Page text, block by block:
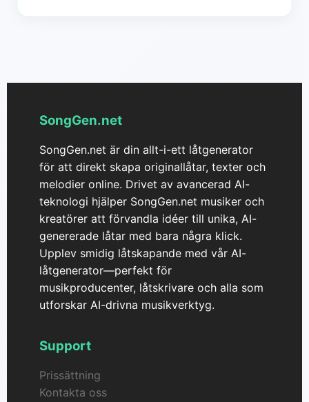
SongGen.net
SongGen.net är din allt-i-ett låtgenerator
för att direkt skapa originallåtar, texter och
melodier online. Drivet av avancerad AI-
teknologi hjälper SongGen.net musiker och
kreatörer att förvandla idéer till unika, AI-
genererade låtar med bara några klick.
Upplev smidig låtskapande med vår AI-
låtgenerator—perfekt för
musikproducenter, låtskrivare och alla som
utforskar AI-drivna musikverktyg.
Support
Prissättning
Kontakta oss